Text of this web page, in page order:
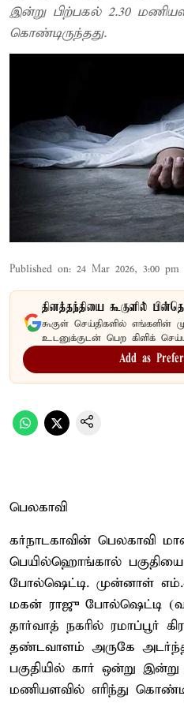
இன்று பிற்பகல் 2.30
கொண்டிருந்தது.
Published on: 24 Mar 2026, 3:00 pm
தினத்தந்தியை கூகுளில்
கூகுள் செய்திகளில் எங்களின்
உடனுக்குடன் பெற கிளிக்
Add as
பெலகாவி
கர்நாடகாவின் பெலகாவி
பெயில்ஹொங்கால் பகுதியை
போல்ஷெட்டி. முன்னாள்
மகன் ராஜு போல்ஷெட்டி
தார்வாத் நகரில் ரமாப்பூர்
தண்டவாளம் அருகே
பகுதியில் கார் ஒன்று இன்று
மணியளவில் எரிந்து